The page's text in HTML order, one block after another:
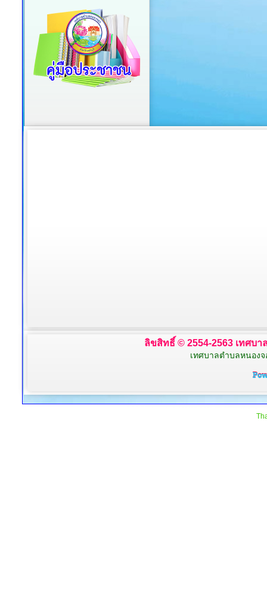
ลิขสิทธิ์ © 2554-2563 เทศบ
เทศบาลตำบลหนองจ